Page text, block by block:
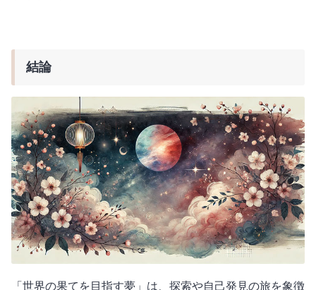
結論
「世界の果てを目指す夢」は、探索や自己発見の旅を象徴